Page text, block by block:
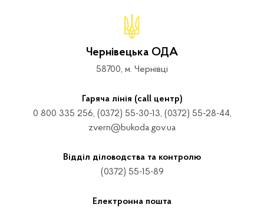
Чернівецька ОДА
58700, м. Чернівці
Гаряча лінія (call центр)
0 800 335 256, (0372) 55-30-13, (0372) 55-28-44,
zvern@bukoda.gov.ua
Відділ діловодства та контролю
(0372) 55-15-89
Електронна пошта